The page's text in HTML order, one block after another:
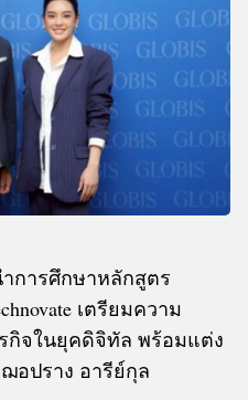
การศึกษาหลักสูตร
เตรียมความ
กิจในยุคดิจิทัล พร้อมแต่ง
อปราง อารีย์กุล